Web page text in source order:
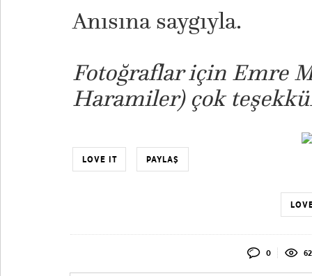
Anısına saygıyla.
Fotoğraflar için Emre
Haramiler) çok
LOVE IT PAYLAŞ
0